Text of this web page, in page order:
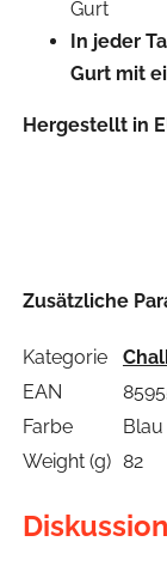
Gurt
In jeder
Gurt mit
Hergestellt in
Zusätzliche
Kategorie
EAN
Farbe
Blau
Weight (g) 82
Diskussion